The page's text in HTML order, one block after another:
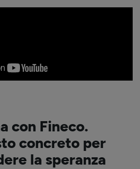
con Fineco.
concreto per
la speranza